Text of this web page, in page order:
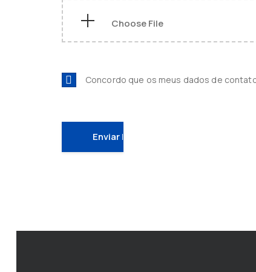
Concordo que os meus dados de